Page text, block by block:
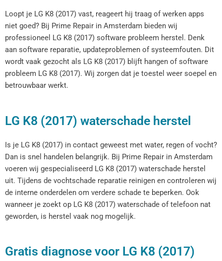
Loopt je LG K8 (2017) vast, reageert hij traag of werken apps
niet goed? Bij Prime Repair in Amsterdam bieden wij
professioneel LG K8 (2017) software probleem herstel. Denk
aan software reparatie, updateproblemen of systeemfouten. Dit
wordt vaak gezocht als LG K8 (2017) blijft hangen of software
probleem LG K8 (2017). Wij zorgen dat je toestel weer soepel en
betrouwbaar werkt.
LG K8 (2017) waterschade herstel
Is je LG K8 (2017) in contact geweest met water, regen of vocht?
Dan is snel handelen belangrijk. Bij Prime Repair in Amsterdam
voeren wij gespecialiseerd LG K8 (2017) waterschade herstel
uit. Tijdens de vochtschade reparatie reinigen en controleren wij
de interne onderdelen om verdere schade te beperken. Ook
wanneer je zoekt op LG K8 (2017) waterschade of telefoon nat
geworden, is herstel vaak nog mogelijk.
Gratis diagnose voor LG K8 (2017)